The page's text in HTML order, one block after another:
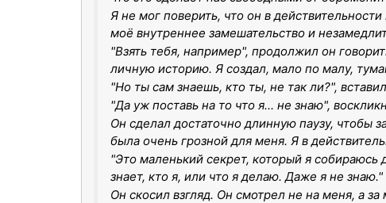
Я не мог поверить, что он в
моё внутреннее замешательство и
"Взять тебя, например", продолжил он
личную историю. Я создал, мало по малу,
"Но ты сам знаешь, кто ты, не так ли?",
"Да уж поставь на то что я... не знаю",
Он сделал достаточно длинную паузу, чтобы
была очень грозной для меня. Я в
"Это маленький секрет, который я собираюсь
знает, кто я, или что я делаю. Даже я не знаю."
Он скосил взгляд. Он смотрел не на меня, а